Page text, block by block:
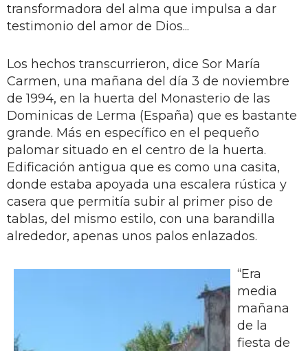
transformadora del alma que impulsa a dar
testimonio del amor de Dios...
Los hechos transcurrieron, dice Sor María
Carmen, una mañana del día 3 de noviembre
de 1994, en la huerta del Monasterio de las
Dominicas de Lerma (España) que es bastante
grande. Más en específico en el pequeño
palomar situado en el centro de la huerta.
Edificación antigua que es como una casita,
donde estaba apoyada una escalera rústica y
casera que permitía subir al primer piso de
tablas, del mismo estilo, con una barandilla
alrededor, apenas unos palos enlazados.
“Era
media
mañana
de la
fiesta de